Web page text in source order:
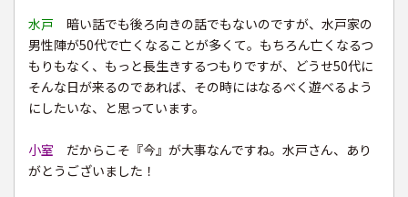
水戸 暗い話でも後ろ向きの話でもないのですが、水戸家の
男性陣が50代で亡くなることが多くて。もちろん亡くなるつ
もりもなく、もっと長生きするつもりですが、どうせ50代に
そんな日が来るのであれば、その時にはなるべく遊べるよう
にしたいな、と思っています。
小室 だからこそ『今』が大事なんですね。水戸さん、あり
がとうございました！